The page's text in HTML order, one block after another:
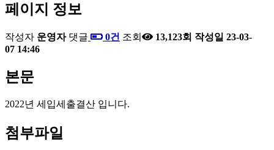
페이지 정보
작성자 운영자 댓글 0건 조회 13,123회 작성일 23-03-
07 14:46
본문
2022년 세입세출결산 입니다.
첨부파일